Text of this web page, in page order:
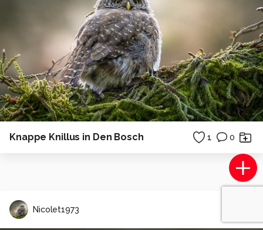
Knappe Knillus in Den Bosch 1 0
Nicolet1973